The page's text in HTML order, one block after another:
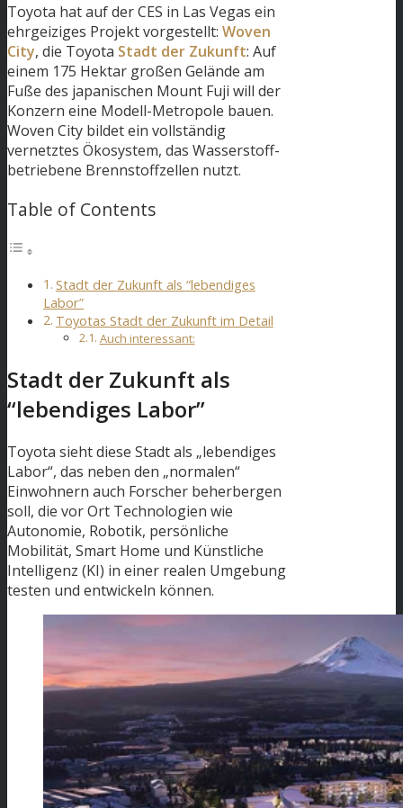
Toyota hat auf der CES in Las Vegas ein
ehrgeiziges Projekt vorgestellt: Woven
City, die Toyota Stadt der Zukunft: Auf
einem 175 Hektar großen Gelände am
Fuße des japanischen Mount Fuji will der
Konzern eine Modell-Metropole bauen.
Woven City bildet ein vollständig
vernetztes Ökosystem, das Wasserstoff-
betriebene Brennstoffzellen nutzt.
Table of Contents
Stadt der Zukunft als “lebendiges
Labor”
Toyotas Stadt der Zukunft im Detail
Auch interessant:
Stadt der Zukunft als
“lebendiges Labor”
Toyota sieht diese Stadt als „lebendiges
Labor“, das neben den „normalen“
Einwohnern auch Forscher beherbergen
soll, die vor Ort Technologien wie
Autonomie, Robotik, persönliche
Mobilität, Smart Home und Künstliche
Intelligenz (KI) in einer realen Umgebung
testen und entwickeln können.